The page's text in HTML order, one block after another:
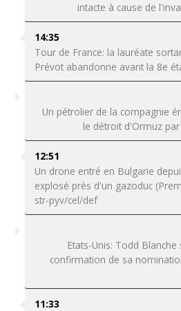
intacte à cause de
14:35
Tour de France: la lauréate
Prévot abandonne avant la 8e
Un pétrolier de la compagnie
le détroit d'Ormuz
12:51
Un drone entré en Bulgarie
explosé près d'un gazoduc
str-pyv/cel/def
Etats-Unis: Todd
confirmation de sa
11:33